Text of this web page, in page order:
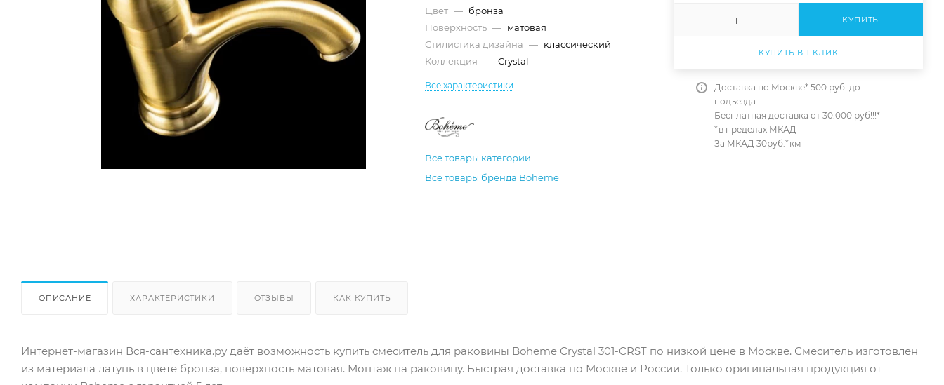
Цвет — бронза
Поверхность — матовая
Стилистика дизайна — классический
Коллекция — Crystal
Все характеристики
Все товары категории
Все товары бренда Boheme
КУПИТЬ
КУПИТЬ В 1 КЛИК
Доставка по Москве* 500 руб. до
подъезда
Бесплатная доставка от 30.000 руб!!!*
*в пределах МКАД
За МКАД 30руб.*км
ОПИСАНИЕ ХАРАКТЕРИСТИКИ ОТЗЫВЫ КАК КУПИТЬ
Интернет-магазин Вся-сантехника.ру даёт возможность купить смеситель для раковины Boheme Crystal 301-CRST по низкой цене в Москве. Смеситель изготовлен
из материала латунь в цвете бронза, поверхность матовая. Монтаж на раковину. Быстрая доставка по Москве и России. Только оригинальная продукция от